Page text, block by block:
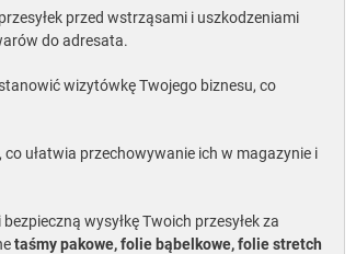
przed wstrząsami i uszkodzeniami
do adresata.
wizytówkę Twojego biznesu, co
ułatwia przechowywanie ich w magazynie i
wysyłkę Twoich przesyłek za
taśmy pakowe, folie bąbelkowe, folie stretch